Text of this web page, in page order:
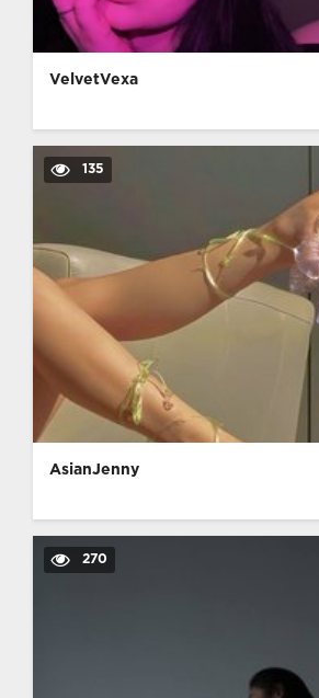
VelvetVexa
135
AsianJenny
270